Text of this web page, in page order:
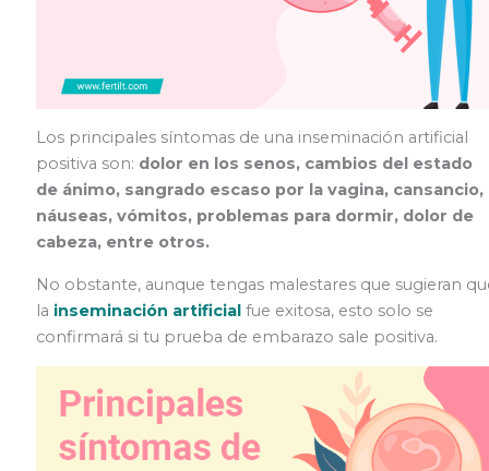
Los principales síntomas de una inseminación artificial
positiva son: dolor en los senos, cambios del estado
de ánimo, sangrado escaso por la vagina, cansancio,
náuseas, vómitos, problemas para dormir, dolor de
cabeza, entre otros.
No obstante, aunque tengas malestares que sugieran
la inseminación artificialfue exitosa, esto solo se
confirmará si tu prueba de embarazo sale positiva.